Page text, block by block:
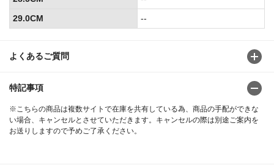
よくあるご質問
特記事項
※こちらの商品は複数サイトで在庫を共有している為、商品の手配ができな
い場合、キャンセルとさせていただきます。キャンセルの際は別途ご案内を
お送りしますので予めご了承ください。
29.0CM
--